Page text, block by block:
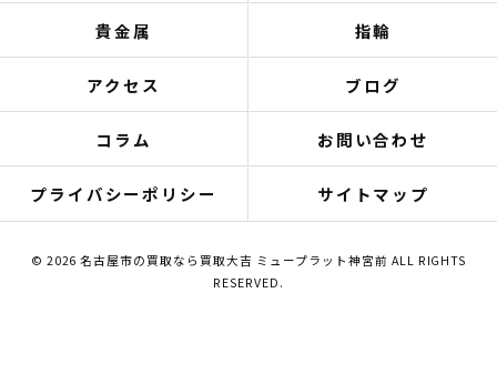
貴金属 指輪
アクセス ブログ
コラム お問い合わせ
プライバシーポリシー サイトマップ
© 2026 名古屋市の買取なら買取大吉 ミュープラット神宮前 ALL RIGHTS
RESERVED.